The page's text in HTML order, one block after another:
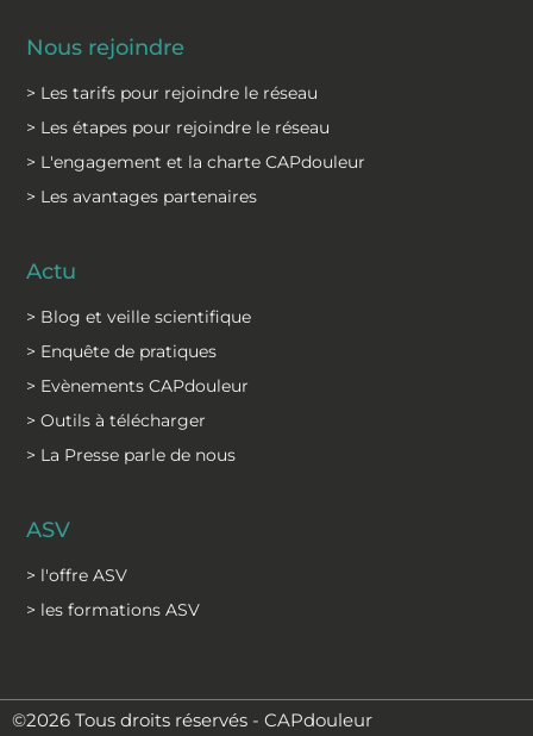
Nous rejoindre
> Les tarifs pour rejoindre le réseau
> Les étapes pour rejoindre le réseau
> L'engagement et la charte CAPdouleur
> Les avantages partenaires
Actu
> Blog et veille scientifique
> Enquête de pratiques
> Evènements CAPdouleur
> Outils à télécharger
> La Presse parle de nous
ASV
> l'offre ASV
> les formations ASV
©2026 Tous droits réservés - CAPdouleur